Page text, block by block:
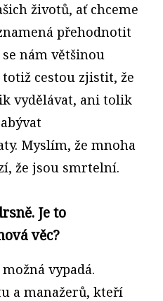
životů, ať chceme
přehodnotit
nám většinou
cestou zjistit, že
vydělávat, ani tolik
Myslím, že mnoha
že jsou smrtelní.
Je to
věc?
vypadá.
a manažerů, kteří